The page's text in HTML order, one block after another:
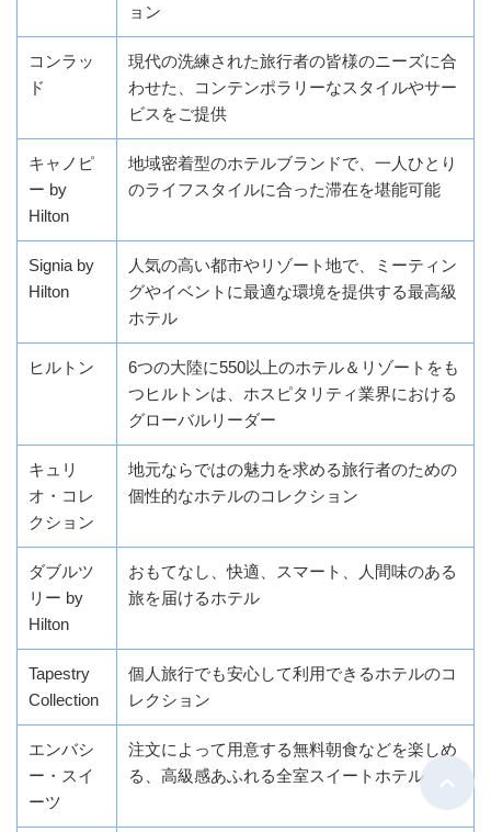
ョン
コンラッ
ド
現代の洗練された旅行者の皆様のニーズに合
わせた、コンテンポラリーなスタイルやサー
ビスをご提供
キャノピ
ー by
Hilton
地域密着型のホテルブランドで、一人ひとり
のライフスタイルに合った滞在を堪能可能
Signia by
Hilton
人気の高い都市やリゾート地で、ミーティン
グやイベントに最適な環境を提供する最高級
ホテル
ヒルトン
6つの大陸に550以上のホテル＆リゾートをも
つヒルトンは、ホスピタリティ業界における
グローバルリーダー
キュリ
オ・コレ
クション
地元ならではの魅力を求める旅行者のための
個性的なホテルのコレクション
ダブルツ
リー by
Hilton
おもてなし、快適、スマート、人間味のある
旅を届けるホテル
Tapestry
Collection
個人旅行でも安心して利用できるホテルのコ
レクション
エンバシ
ー・スイ
ーツ
注文によって用意する無料朝食などを楽しめ
る、高級感あふれる全室スイートホテル